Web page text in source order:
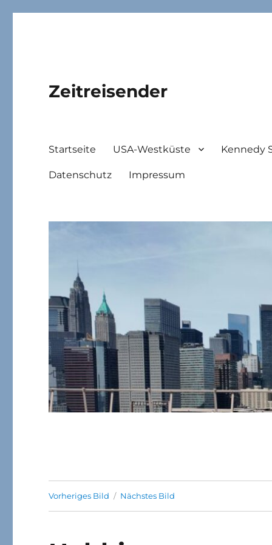
Zeitreisender
Startseite USA-Westküste Kennedy
Datenschutz Impressum
Vorheriges Bild Nächstes Bild